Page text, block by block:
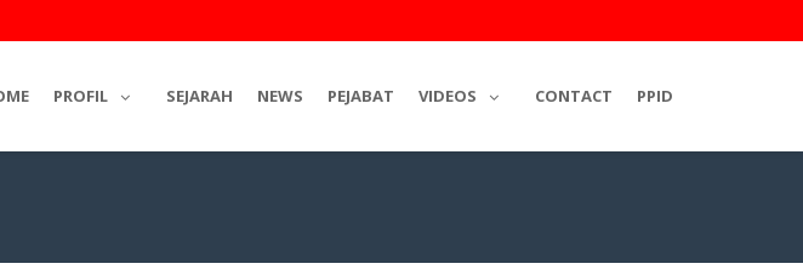
PROFIL SEJARAH NEWS PEJABAT VIDEOS CONTACT PPID